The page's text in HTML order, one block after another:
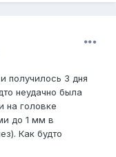
получилось 3 дня
неудачно была
на головке
до 1 мм в
Как будто